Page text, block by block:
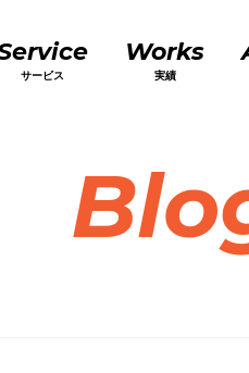
サービス
Works
実績